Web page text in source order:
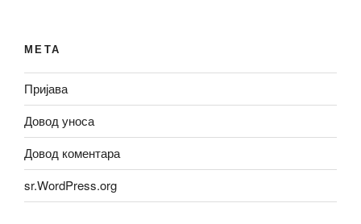
МЕТА
Пријава
Довод уноса
Довод коментара
sr.WordPress.org